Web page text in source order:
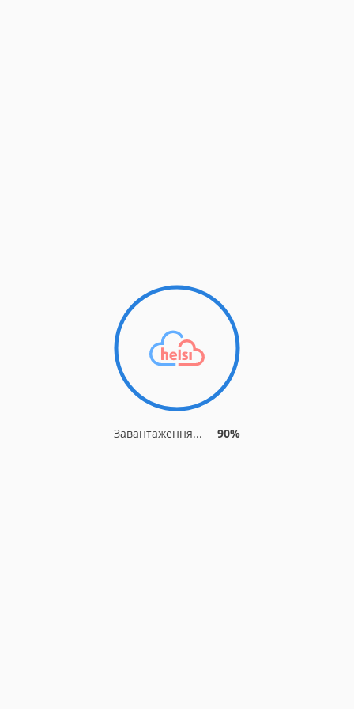
Завантаження... 90%